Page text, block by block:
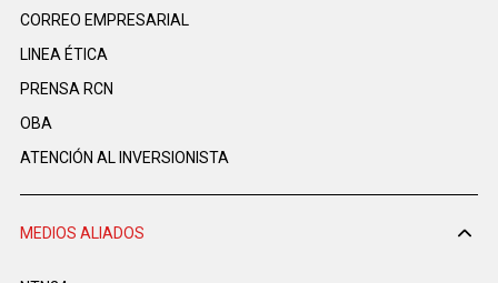
CORREO EMPRESARIAL
LINEA ÉTICA
PRENSA RCN
OBA
ATENCIÓN AL INVERSIONISTA
MEDIOS ALIADOS